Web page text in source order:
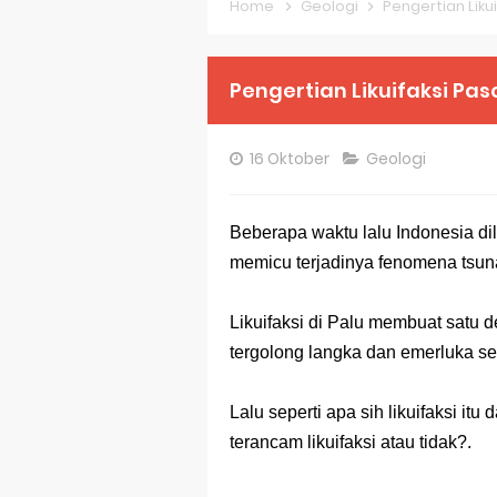
Pembahasan
Pembahasan
Pembahasan
Bocoran 150
Bencana
Gratis, Pre
50 Latihan
Home Geologi Pengertian
Pengertian Likuifaksi
16 Oktober Geologi
Beberapa waktu lalu Indonesia
memicu terjadinya fenomena
Likuifaksi di Palu membuat satu
tergolong langka dan emerluka
Lalu seperti apa sih likuifaksi itu
terancam likuifaksi atau tidak?.